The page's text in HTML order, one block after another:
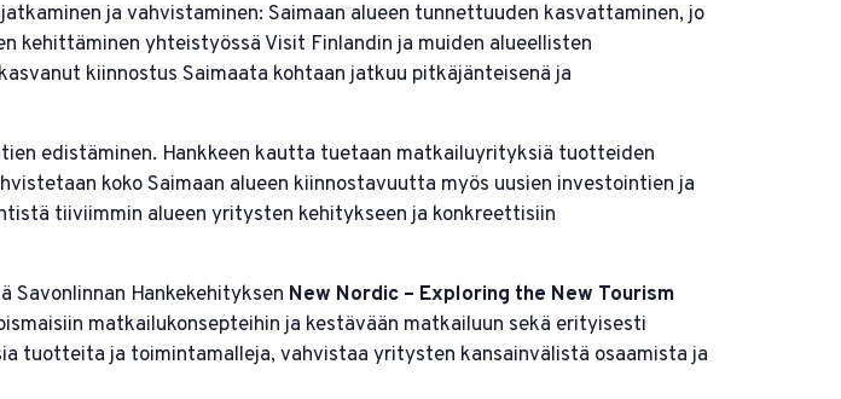
ja vahvistaminen: Saimaan alueen tunnettuuden kasvattaminen, jo
kehittäminen yhteistyössä Visit Finlandin ja muiden alueellisten
kiinnostus Saimaata kohtaan jatkuu pitkäjänteisenä ja
edistäminen. Hankkeen kautta tuetaan matkailuyrityksiä tuotteiden
koko Saimaan alueen kiinnostavuutta myös uusien investointien ja
tiiviimmin alueen yritysten kehitykseen ja konkreettisiin
Hankekehityksen New Nordic – Exploring the New Tourism
matkailukonsepteihin ja kestävään matkailuun sekä erityisesti
tuotteita ja toimintamalleja, vahvistaa yritysten kansainvälistä osaamista ja